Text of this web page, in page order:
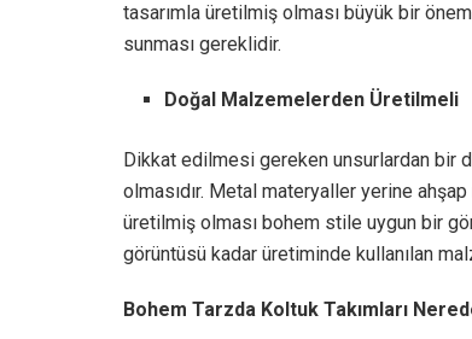
tasarımla üretilmiş olması büyük bir
sunması gereklidir.
Doğal Malzemelerden Üretilmeli
Dikkat edilmesi gereken unsurlardan bir
olmasıdır. Metal materyaller yerine
üretilmiş olması bohem stile uygun bir
görüntüsü kadar üretiminde kullanılan
Bohem Tarzda Koltuk Takımları